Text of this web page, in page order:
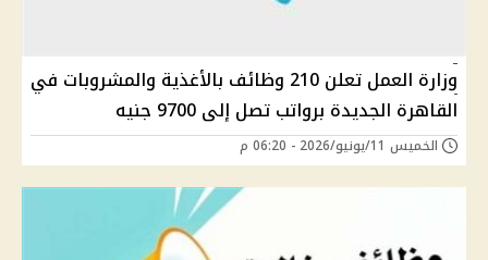
وزارة العمل تعلن 210 وظائف بالأغذية والمشروبات في
القاهرة الجديدة برواتب تصل إلى 9700 جنيه
الخميس 11/يونيو/2026 - 06:20 م